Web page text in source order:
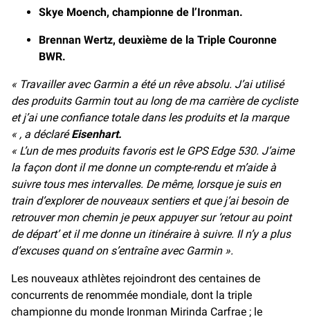
Skye Moench, championne de l’Ironman.
Brennan Wertz, deuxième de la Triple Couronne
BWR.
« Travailler avec Garmin a été un rêve absolu. J’ai utilisé
des produits Garmin tout au long de ma carrière de cycliste
et j’ai une confiance totale dans les produits et la marque
« , a déclaréEisenhart.
« L’un de mes produits favoris est le GPS Edge 530. J’aime
la façon dont il me donne un compte-rendu et m’aide à
suivre tous mes intervalles. De même, lorsque je suis en
train d’explorer de nouveaux sentiers et que j’ai besoin de
retrouver mon chemin je peux appuyer sur ‘retour au point
de départ’ et il me donne un itinéraire à suivre. Il n’y a plus
d’excuses quand on s’entraîne avec Garmin ».
Les nouveaux athlètes rejoindront des centaines de
concurrents de renommée mondiale, dont la triple
championne du monde Ironman Mirinda Carfrae ; le